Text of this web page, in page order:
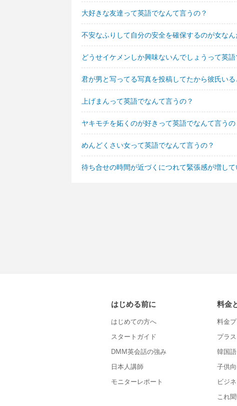
大好きな友達って英語でなんて言うの？
不安なふりして自分の安全を確保するのが女な
どうせイケメンしか興味ないんでしょうって英
君が男と写ってる写真を投稿してたから彼氏い
上げまんって英語でなんて言うの？
ヤキモチを妬くのが好きって英語でなんて言うの
めんどくさい女って英語でなんて言うの？
待ち合せの時間が近づくにつれて緊張感が増し
はじめる前に
はじめての方へ
スタートガイド
DMM英会話の強み
日本人講師
モニターレポート
料金
料金
プラ
韓国
子供
ビジ
これ